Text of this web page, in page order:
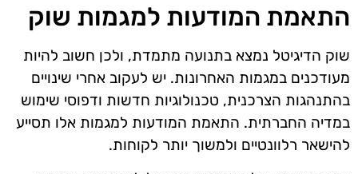
התאמת המודעות למגמות שוק
שוק הדיגיטל נמצא בתנועה מתמדת, ולכן חשוב להיות
מעודכנים במגמות האחרונות. יש לעקוב אחרי שינויים
בהתנהגות הצרכנית, טכנולוגיות חדשות ודפוסי שימוש
במדיה החברתית. התאמת המודעות למגמות אלו תסייע
להישאר רלוונטיים ולמשוך יותר לקוחות.